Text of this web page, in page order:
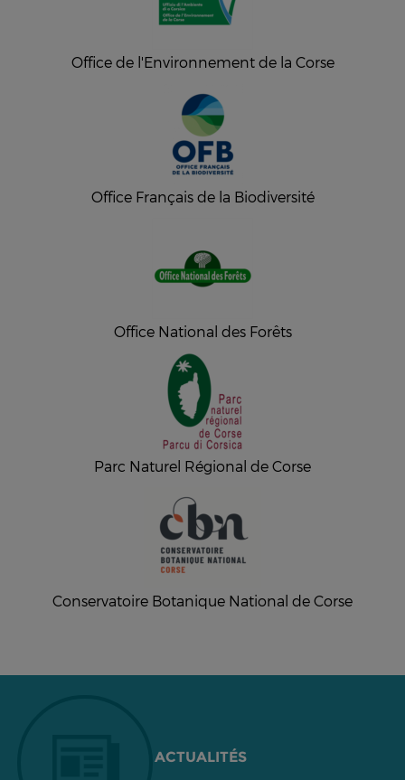
Office de l'Environnement de la Corse
Office Français de la Biodiversité
Office National des Forêts
Parc Naturel Régional de Corse
Conservatoire Botanique National de Corse
ACTUALITÉS